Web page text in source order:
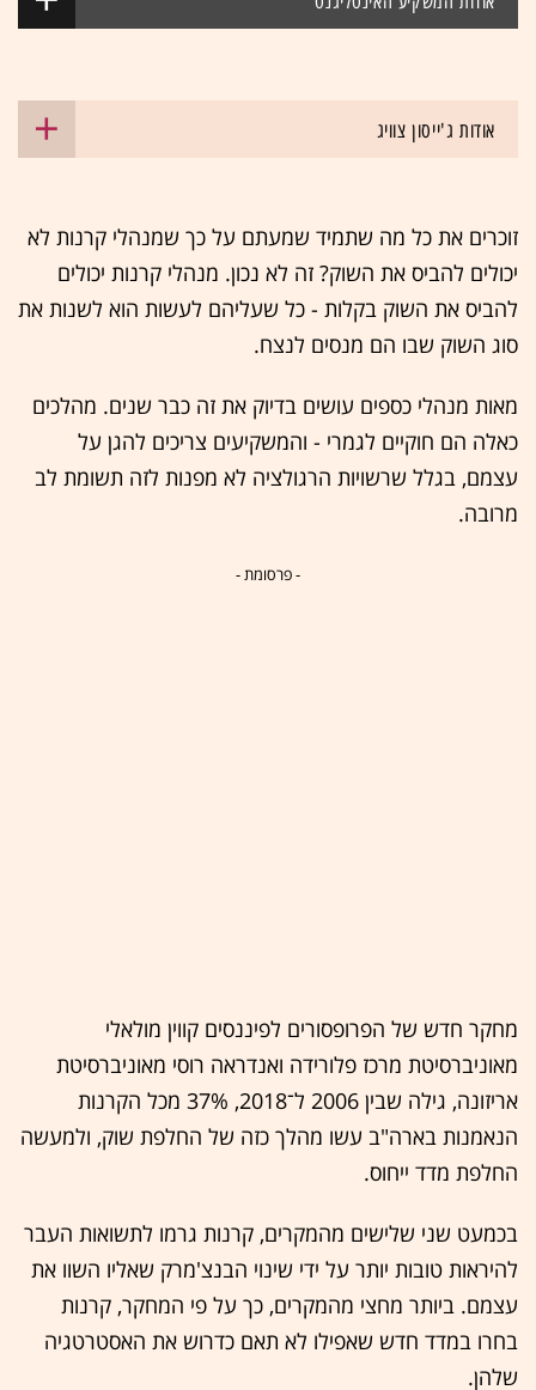
אודות ג'ייסון צוויג
זוכרים את כל מה שתמיד שמעתם על כך שמנהלי קרנות לא
יכולים להביס את השוק? זה לא נכון. מנהלי קרנות יכולים
להביס את השוק בקלות - כל שעליהם לעשות הוא לשנות את
סוג השוק שבו הם מנסים לנצח.
מאות מנהלי כספים עושים בדיוק את זה כבר שנים. מהלכים
כאלה הם חוקיים לגמרי - והמשקיעים צריכים להגן על
עצמם, בגלל שרשויות הרגולציה לא מפנות לזה תשומת לב
מרובה.
- פרסומת -
מחקר חדש של הפרופסורים לפיננסים קווין מולאלי
מאוניברסיטת מרכז פלורידה ואנדראה רוסי מאוניברסיטת
אריזונה, גילה שבין 2006 ל־2018, 37% מכל הקרנות
הנאמנות בארה"ב עשו מהלך כזה של החלפת שוק, ולמעשה
החלפת מדד ייחוס.
בכמעט שני שלישים מהמקרים, קרנות גרמו לתשואות העבר
להיראות טובות יותר על ידי שינוי הבנצ'מרק שאליו השוו את
עצמם. ביותר מחצי מהמקרים, כך על פי המחקר, קרנות
בחרו במדד חדש שאפילו לא תאם כדרוש את האסטרטגיה
שלהן.